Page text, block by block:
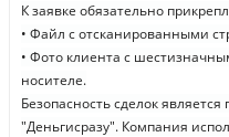
К заявке обязательно
• Файл с отсканированными
• Фото клиента с
носителе.
Безопасность сделок
"Деньгисразу". Компания